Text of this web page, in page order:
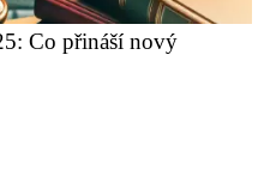
Co přináší nový